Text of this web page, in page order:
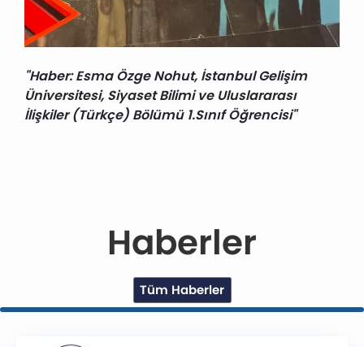
"Haber: Esma Özge Nohut, İstanbul Gelişim
Üniversitesi, Siyaset Bilimi ve Uluslararası
İlişkiler (Türkçe) Bölümü 1.Sınıf Öğrencisi"
Haberler
Tüm Haberler